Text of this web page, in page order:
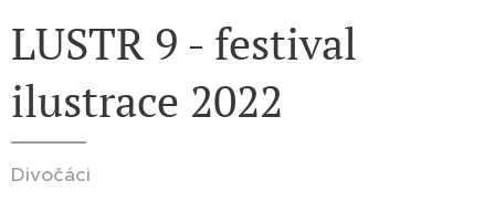
LUSTR 9 - festival
ilustrace 2022
Divočáci